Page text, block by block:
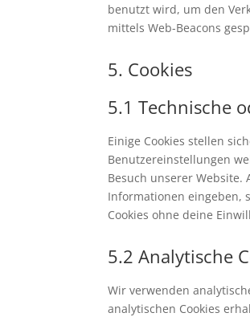
benutzt wird, um den
mittels Web-Beacons
5. Cookies
5.1 Technische
Einige Cookies stellen
Benutzereinstellungen
Besuch unserer
Informationen eingeben,
Cookies ohne deine
5.2 Analytische
Wir verwenden
analytischen Cookies